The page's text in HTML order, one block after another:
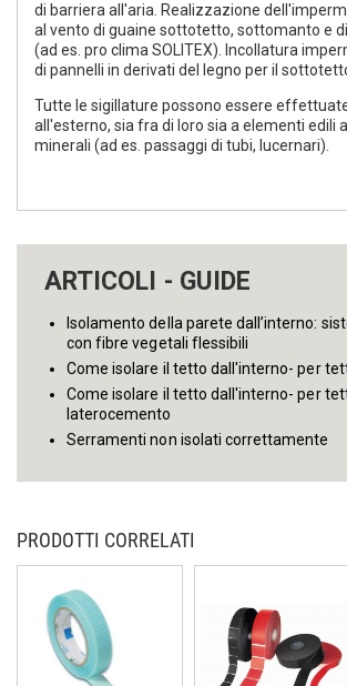
di barriera all'aria. Realizzazione
al vento di guaine sottotetto, sottomanto e
(ad es. pro clima SOLITEX). Incollatura
di pannelli in derivati del legno per il
Tutte le sigillature possono essere
all'esterno, sia fra di loro sia a elementi edili
minerali (ad es. passaggi di tubi, lucernari).
ARTICOLI - GUIDE
Isolamento della parete dall’interno:
con fibre vegetali flessibili
Come isolare il tetto dall'interno- per
Come isolare il tetto dall'interno- per
laterocemento
Serramenti non isolati correttamente
PRODOTTI CORRELATI